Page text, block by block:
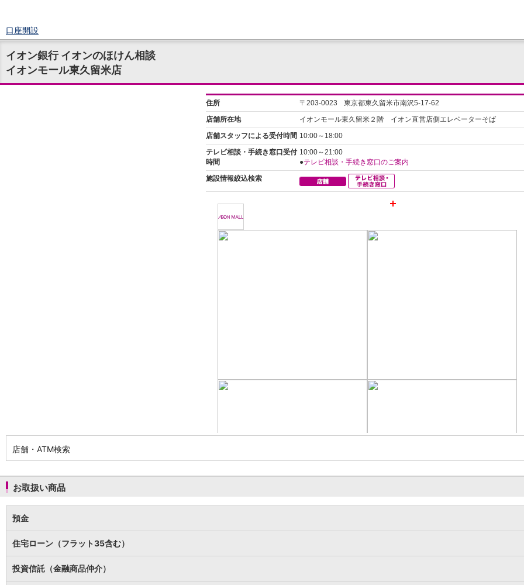
口座開設
ログイン
チャット
メニュー
商品・サービス
新規お借入れの方
お借換えの方
フラット35
リ・バース60
カードローン
目的別ローンマイページ
保険
保険TOP
医療保険
イオン銀行 イオンのほけん相談
イオンモール東久留米店
店舗・ATM検索
お取扱い商品
預金
住宅ローン（フラット35含む）
投資信託（金融商品仲介）